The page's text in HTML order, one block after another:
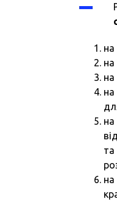
на
на
на
на
на
та
на